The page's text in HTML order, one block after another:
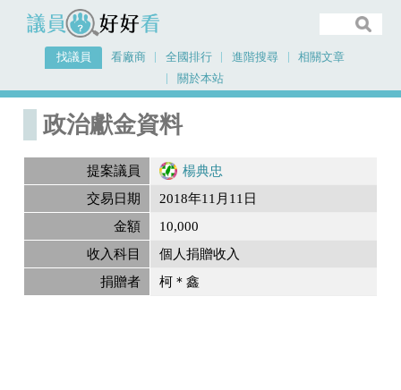
議員好好看
找議員 看廠商 全國排行 進階搜尋
相關文章
關於本站
首頁
政治獻金資料
提案議員
楊典忠
交易日期
2018年11月11日
金額
10,000
收入科目
個人捐贈收入
捐贈者
柯＊鑫